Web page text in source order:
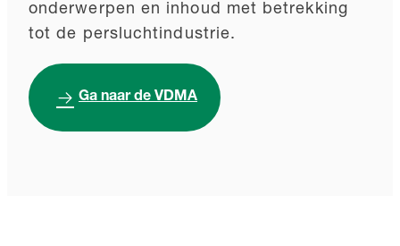
onderwerpen en inhoud met betrekking
tot de persluchtindustrie.
Ga naar de VDMA